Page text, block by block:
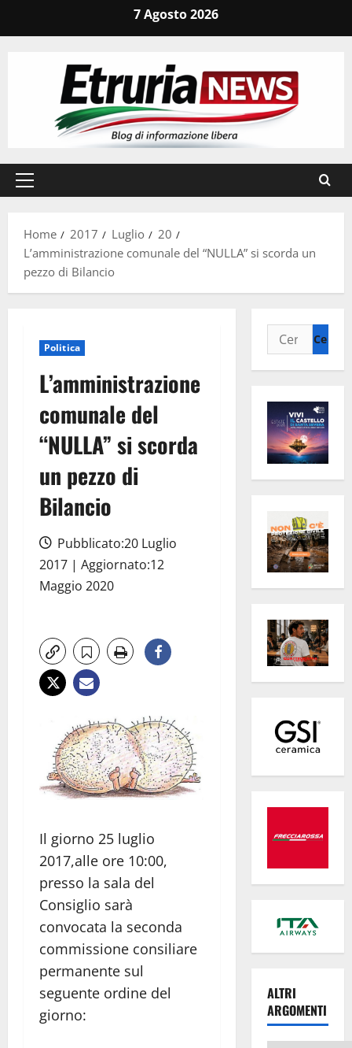
7 Agosto 2026
Menu
Home
2017 Luglio
20
L’amministrazione comunale del “NULLA” si scorda un
pezzo di Bilancio
Politica
L’amministrazione
comunale del
“NULLA” si scorda
un pezzo di
Bilancio
Pubblicato:20 Luglio
2017 | Aggiornato:12
Maggio 2020
Il giorno 25 luglio
2017,alle ore 10:00,
presso la sala del
Consiglio sarà
convocata la seconda
commissione consiliare
permanente sul
seguente ordine del
giorno:
Ricerca
per:
ALTRI
ARGOMENTI